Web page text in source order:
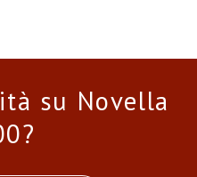
su Novella